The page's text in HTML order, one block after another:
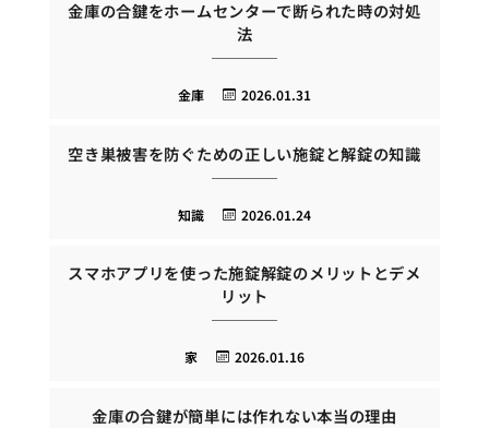
金庫の合鍵をホームセンターで断られた時の対処
法
2026.01.31
金庫
空き巣被害を防ぐための正しい施錠と解錠の知識
2026.01.24
知識
スマホアプリを使った施錠解錠のメリットとデメ
リット
2026.01.16
家
金庫の合鍵が簡単には作れない本当の理由